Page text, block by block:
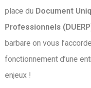
place du Document
Professionnels
barbare on vous
fonctionnement d’une
enjeux !